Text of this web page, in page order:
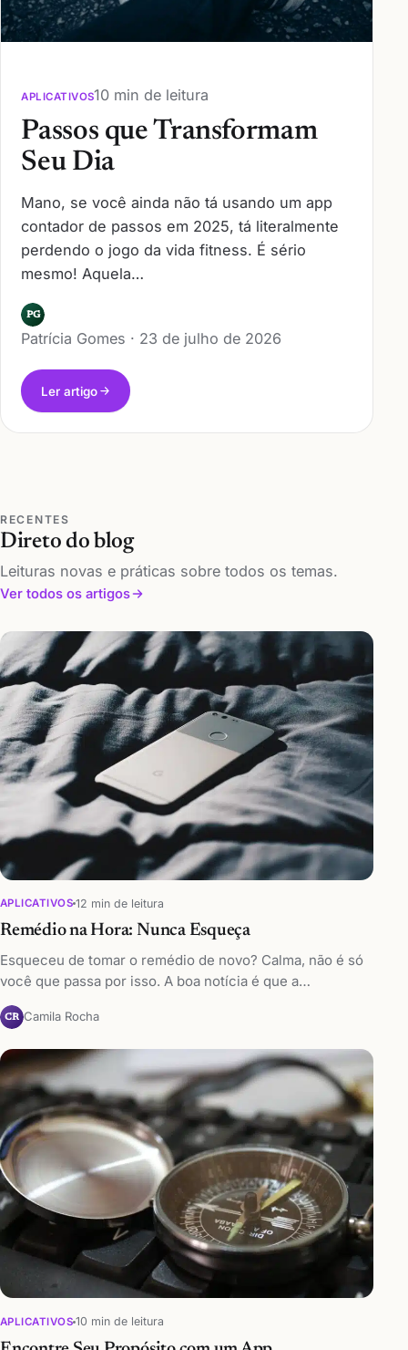
APLICATIVOS10 min de leitura
Passos que Transformam
Seu Dia
Mano, se você ainda não tá usando um app
contador de passos em 2025, tá literalmente
perdendo o jogo da vida fitness. É sério
mesmo! Aquela…
PG
Patrícia Gomes · 23 de julho de 2026
Ler artigo
RECENTES
Direto do blog
Leituras novas e práticas sobre todos os temas.
Ver todos os artigos
APLICATIVOS 12 min de leitura
Remédio na Hora: Nunca Esqueça
Esqueceu de tomar o remédio de novo? Calma, não é só
você que passa por isso. A boa notícia é que a…
CR Camila Rocha
APLICATIVOS 10 min de leitura